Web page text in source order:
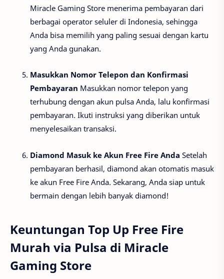
Miracle Gaming Store menerima pembayaran dari
berbagai operator seluler di Indonesia, sehingga
Anda bisa memilih yang paling sesuai dengan kartu
yang Anda gunakan.
Masukkan Nomor Telepon dan Konfirmasi
Pembayaran Masukkan nomor telepon yang
terhubung dengan akun pulsa Anda, lalu konfirmasi
pembayaran. Ikuti instruksi yang diberikan untuk
menyelesaikan transaksi.
Diamond Masuk ke Akun Free Fire Anda Setelah
pembayaran berhasil, diamond akan otomatis masuk
ke akun Free Fire Anda. Sekarang, Anda siap untuk
bermain dengan lebih banyak diamond!
Keuntungan Top Up Free Fire
Murah via Pulsa di Miracle
Gaming Store